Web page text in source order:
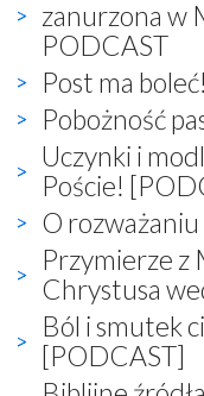
zanurzona w
PODCAST
Post ma
Pobożność
Uczynki i
Poście!
O
Przymierze z
Chrystusa
Ból i smutek
[PODCAST]